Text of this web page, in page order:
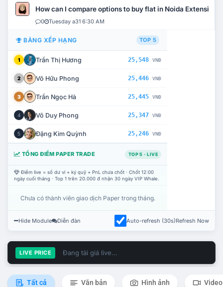
How can I compare options to buy flat in Noida Extension?
0 Tuesday a31 6:30 AM
BẢNG XẾP HẠNG TOP 5
1 Trần Thị Hương 25,548 VNĐ
2 Võ Hữu Phong 25,446 VNĐ
3 Trần Ngọc Hà 25,445 VNĐ
4 Võ Duy Phong 25,347 VNĐ
5 Đặng Kim Quỳnh 25,246 VNĐ
TỔNG ĐIỂM PAPER TRADE TOP 5 · LIVE
Điểm live = số dư ví + ký quỹ + PnL chưa chốt · Chốt 12:00
ngày cuối tháng · Top 1 trên 20.000 đ nhận 30 ngày VIP Whale.
Chưa có thành viên giao dịch Paper trong tháng.
Hide Module Diễn đàn Auto-refresh (30s)Refresh Now
LIVE PRICE Đang tải giá live...
Tất cả Văn bản Hình ảnh Video